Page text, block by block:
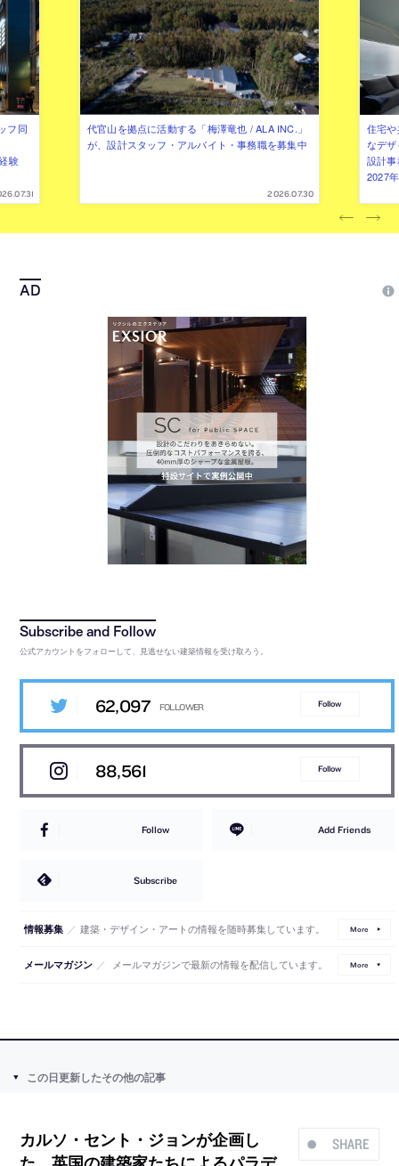
フ同
験
代官山を拠点に活動する「梅澤竜也 / ALA INC.」
が、設計スタッフ・アルバイト・事務職を募集中
2026.07.30
住宅
なデ
設計
2027
公式アカウントをフォローして、見逃せない建築情報を受け取ろう。
62,097 Follow
88,561 Follow
Follow Add Friends
Subscribe
情報募集 ／ 建築・デザイン・アートの情報を随時募集しています。 More
メールマガジン ／ メールマガジンで最新の情報を配信しています。 More
この日更新したその他の記事
SHARE
カルソ・セント・ジョンが企画し